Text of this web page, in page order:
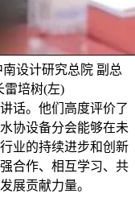
设计研究总院 副总
培树(左)
话。他们高度评价了
协设备分会能够在未
业的持续进步和创新
合作、相互学习、共
展贡献力量。